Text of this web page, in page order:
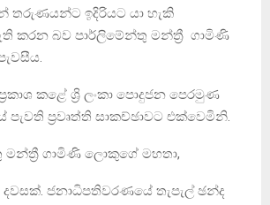
තරුණයන්ට ඉදිරියට යා හැකි
කරන බව පාර්ලිමේන්තු මන්ත්‍රී ගාමිණි
කළේ ශ්‍රි ලංකා පොදුජන පෙරමුණ
ප්‍රවෘත්ති සාකච්ඡාවට එක්වෙමිනි.
මන්ත්‍රී ගාමිණි ලොකුගේ මහතා,
දවසක්. ජනාධිපතිවරණයේ තැපැල් ඡන්ද